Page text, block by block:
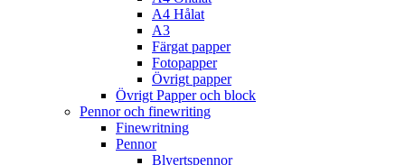
A4 Hålat
A3
Färgat papper
Fotopapper
Övrigt papper
Övrigt Papper och block
Pennor och finewriting
Finewritning
Pennor
Blyertspennor